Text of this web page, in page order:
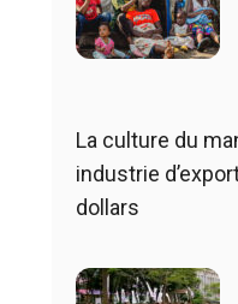
La culture du
industrie
dollars